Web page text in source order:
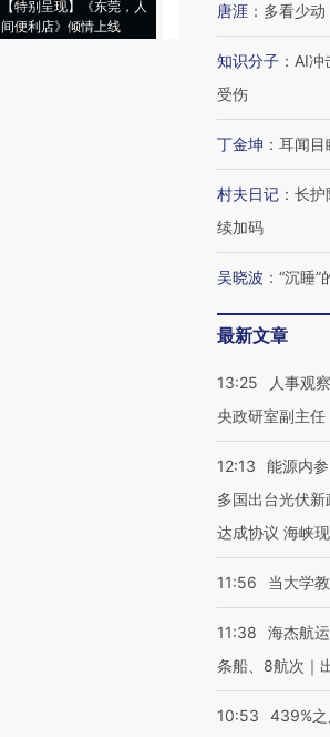
【特别呈现】《东莞，人
间便利店》倾情上线
会，让数智科技“链”接产
唐涯 ： 多看少动
知识分子 ： AI冲
受伤
丁金坤 ： 耳闻目
村夫日记 ： 长护
续加码
吴晓波 ： “沉睡”
最新文章
13:25
人事观
央政研室副主任
12:13
能源内
多国出台光伏
达成协议 海峡
11:56 当大学
11:38
海杰航
条船、8航次｜
10:53
439%之